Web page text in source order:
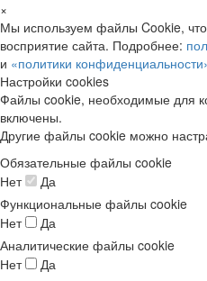
×
Мы используем файлы Cookie,
восприятие сайта. Подробнее:
и «политики
Настройки cookies
Файлы cookie, необходимые для
включены.
Другие файлы cookie можно
Обязательные файлы cookie
Нет
Да
Функциональные файлы cookie
Нет
Да
Аналитические файлы cookie
Нет
Да